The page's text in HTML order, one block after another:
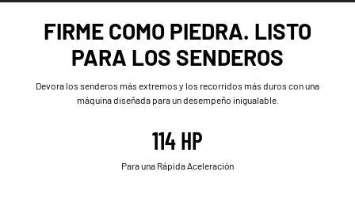
FIRME COMO PIEDRA. LISTO
PARA LOS SENDEROS
Devora los senderos más extremos y los recorridos más duros con una
máquina diseñada para un desempeño inigualable.
114 HP
Para una Rápida Aceleración